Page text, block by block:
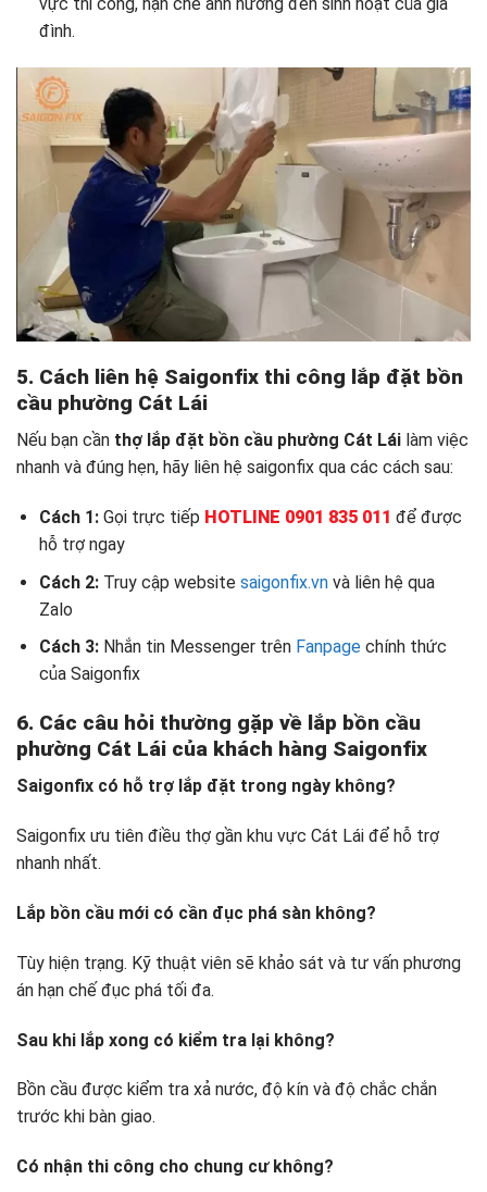
vực thi công, hạn chế ảnh hưởng đến sinh hoạt của gia
đình.
5. Cách liên hệ Saigonfix thi công lắp đặt bồn
cầu phường Cát Lái
Nếu bạn cần thợ lắp đặt bồn cầu phường Cát Lái làm việc
nhanh và đúng hẹn, hãy liên hệ saigonfix qua các cách sau:
Cách 1:Gọi trực tiếp HOTLINE 0901 835 011 để được
hỗ trợ ngay
Cách 2:Truy cập websitesaigonfix.vnvà liên hệ qua
Zalo
Cách 3:Nhắn tin Messenger trên Fanpagechính thức
của Saigonfix
6. Các câu hỏi thường gặp về lắp bồn cầu
phường Cát Lái của khách hàng Saigonfix
Saigonfix có hỗ trợ lắp đặt trong ngày không?
Saigonfix ưu tiên điều thợ gần khu vực Cát Lái để hỗ trợ
nhanh nhất.
Lắp bồn cầu mới có cần đục phá sàn không?
Tùy hiện trạng. Kỹ thuật viên sẽ khảo sát và tư vấn phương
án hạn chế đục phá tối đa.
Sau khi lắp xong có kiểm tra lại không?
Bồn cầu được kiểm tra xả nước, độ kín và độ chắc chắn
trước khi bàn giao.
Có nhận thi công cho chung cư không?